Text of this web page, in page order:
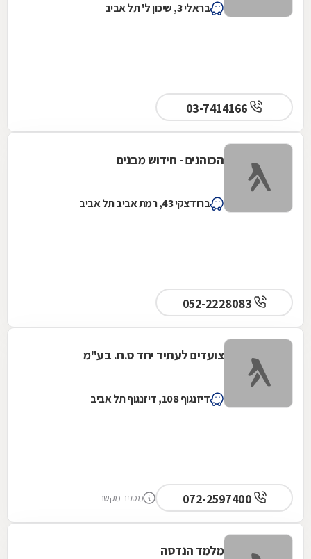
בראלי 3, שיכון ל' תל אביב
03-7414166
הכוהנים - חידוש מבנים
ברודצקי 43, רמת אביב תל אביב
צועדים לעתיד יחד ס.ח. בע"מ
דיזנגוף 108, דיזנגוף תל אביב
מספר מקשר
מלמד הנדסה